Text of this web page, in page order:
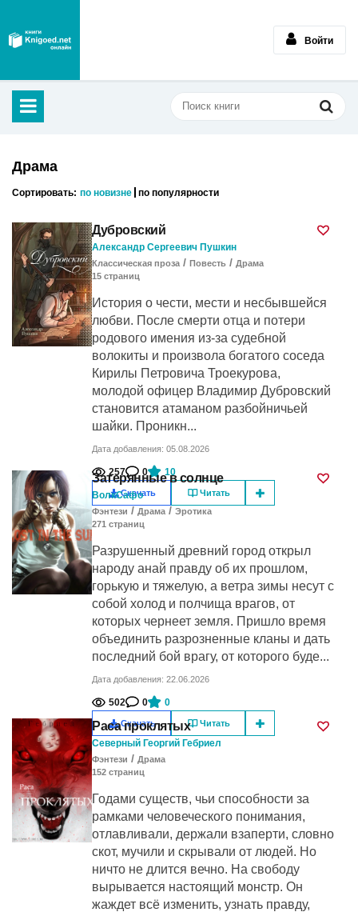
Войти
Драма
Сортировать: по новизне по популярности
Дубровский
Александр Сергеевич Пушкин
Классическая проза / Повесть / Драма
15 cтраниц
История о чести, мести и несбывшейся
любви. После смерти отца и потери
родового имения из-за судебной
волокиты и произвола богатого соседа
Кирилы Петровича Троекурова,
молодой офицер Владимир Дубровский
становится атаманом разбойничьей
шайки. Проникн...
Дата добавления: 05.08.2026
257 0 10
Скачать Читать
Затерянные в солнце
ВолкСафо
Фэнтези / Драма / Эротика
271 cтраниц
Разрушенный древний город открыл
народу анай правду об их прошлом,
горькую и тяжелую, а ветра зимы несут с
собой холод и полчища врагов, от
которых чернеет земля. Пришло время
объединить разрозненные кланы и дать
последний бой врагу, от которого буде...
Дата добавления: 22.06.2026
502 0 0
Скачать Читать
Раса проклятых
Северный Георгий Гебриел
Фэнтези / Драма
152 cтраниц
Годами существ, чьи способности за
рамками человеческого понимания,
отлавливали, держали взаперти, словно
скот, мучили и скрывали от людей. Но
ничто не длится вечно. На свободу
вырывается настоящий монстр. Он
жаждет всё изменить, узнать правду,